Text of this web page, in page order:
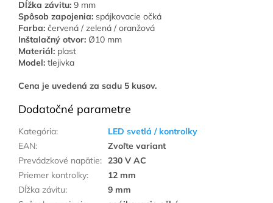
Dĺžka závitu: 9 mm
Spôsob zapojenia: spájkovacie očká
Farba: červená / zelená / oranžová
Inštalačný otvor: Ø10 mm
Materiál: plast
Model: tlejivka
Cena je uvedená za sadu 5 kusov.
Dodatočné parametre
Kategória:
LED svetlá / kontrolky
EAN:
Zvoľte variant
Prevádzkové napätie: 230 V AC
Priemer kontrolky:
12 mm
Dĺžka závitu:
9 mm